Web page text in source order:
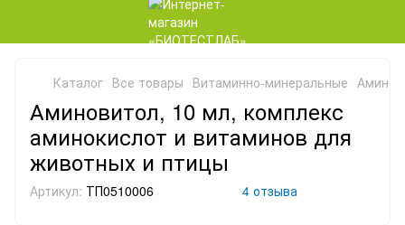
Каталог Все товары Витаминно-минеральные
Аминовитол, 10 мл, комплекс
аминокислот и витаминов для
животных и птицы
Артикул: ТП0510006 4 отзыва